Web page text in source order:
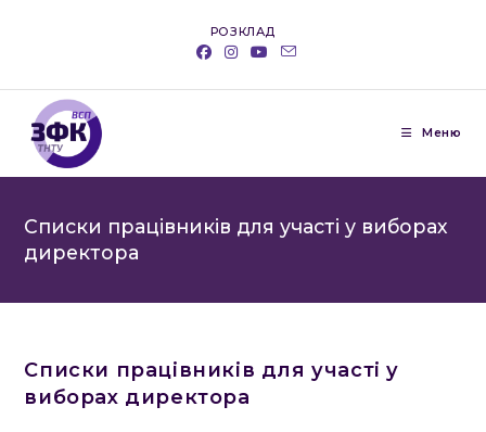
РОЗКЛАД
Меню
Списки працівників для участі у виборах
директора
Списки працівників для участі у
виборах директора